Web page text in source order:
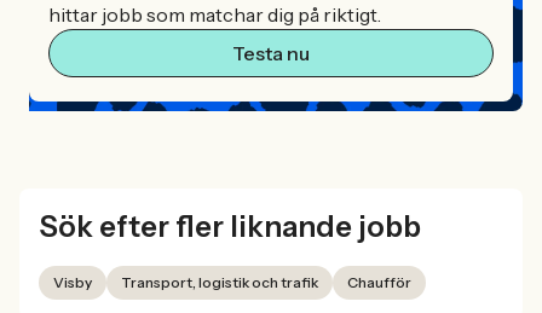
hittar jobb som matchar dig på riktigt.
Testa nu
Sök efter fler liknande jobb
Visby Transport, logistik och trafik Chaufför